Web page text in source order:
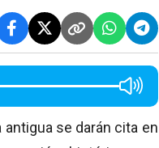
se darán cita en